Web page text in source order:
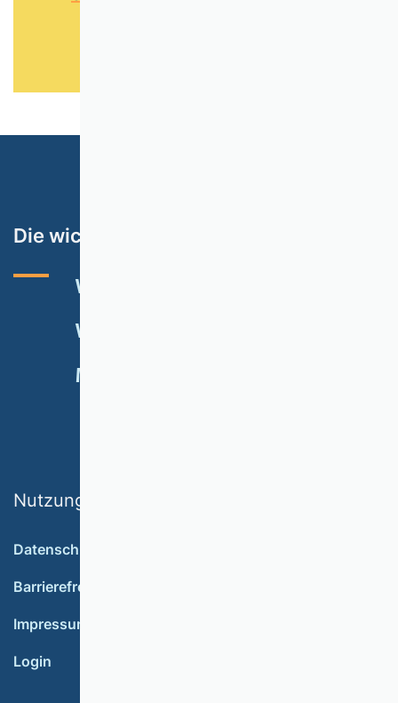
Die wichtigsten Themen
VHB-RATING 2024
VERANSTALTUNGEN
MITGLIED WERDEN
Nutzungsbedingungen
Datenschutz
Barrierefreiheit
Impressum
Login